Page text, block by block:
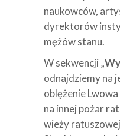
naukowców,
dyrektorów
mężów stanu.
W sekwencji „
odnajdziemy na
oblężenie
na innej pożar
wieży